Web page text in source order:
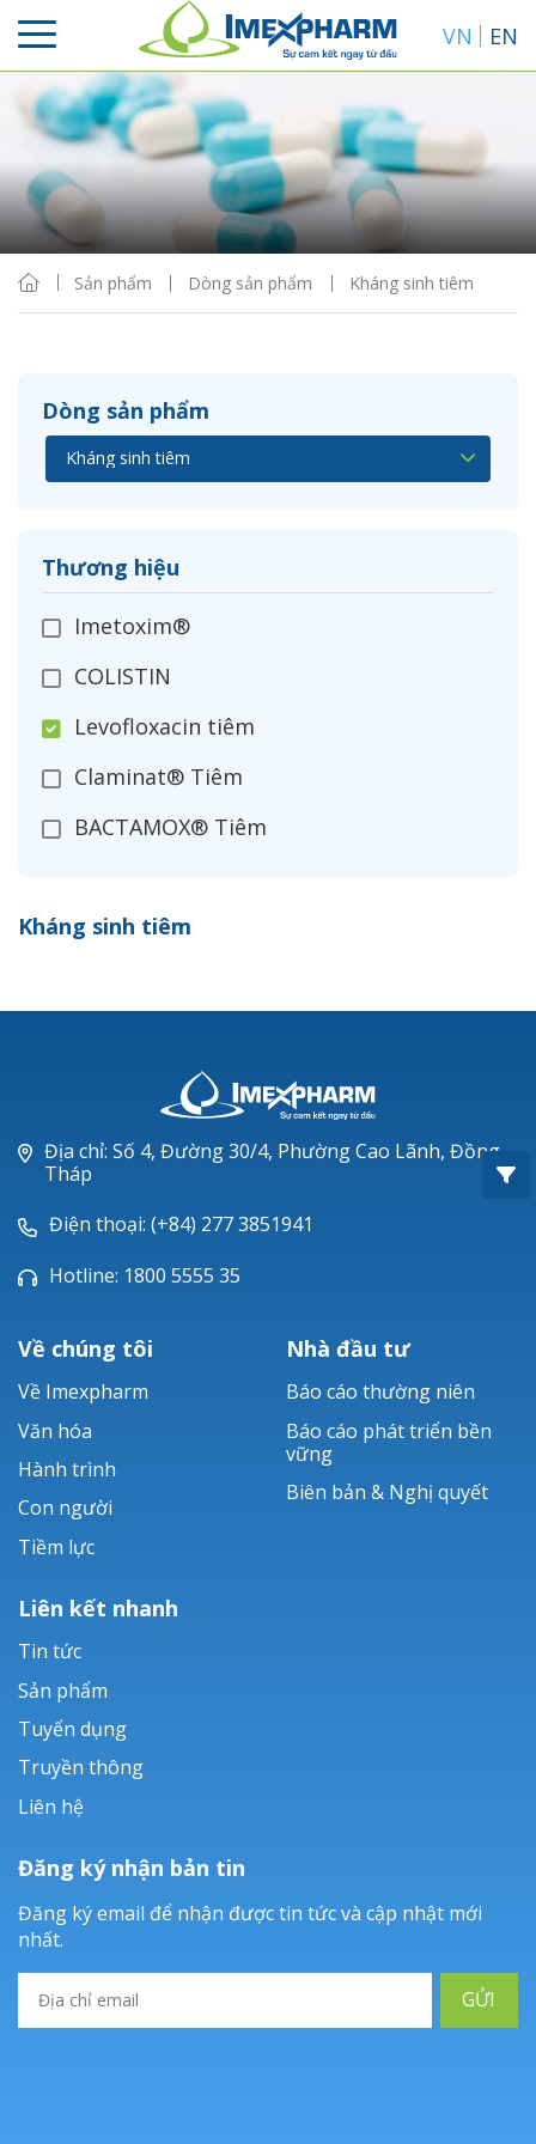
VN EN
Sản phẩm Dòng sản phẩm Kháng sinh tiêm
Dòng sản phẩm
Thương hiệu
Imetoxim®
COLISTIN
Levofloxacin tiêm
Claminat® Tiêm
BACTAMOX® Tiêm
Ceftizoxim®
Piperacillin
Ticarlinat®
Zobacta®
Bacsulfo®
Kháng sinh tiêm
Sắp xếp
Hiển thị
Địa chỉ: Số 4, Đường 30/4, Phường Cao Lãnh, Đồng
Tháp
Điện thoại: (+84) 277 3851941
Hotline: 1800 5555 35
Về chúng tôi
Về Imexpharm
Văn hóa
Hành trình
Con người
Tiềm lực
Nhà đầu tư
Báo cáo thường niên
Báo cáo phát triển bền
vững
Biên bản & Nghị quyết
Liên kết nhanh
Tin tức
Sản phẩm
Tuyển dụng
Truyền thông
Liên hệ
Đăng ký nhận bản tin
Đăng ký email để nhận được tin tức và cập nhật mới
nhất.
GỬI